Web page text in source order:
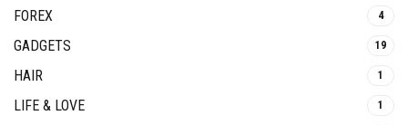
FOREX 4
GADGETS 19
HAIR 1
LIFE & LOVE 1